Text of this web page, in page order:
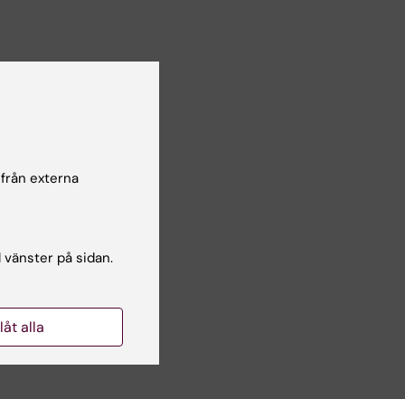
och
för att
i
externa
på sidan.
alla